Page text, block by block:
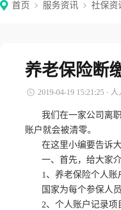
首页 服务资讯 社保资
养老保险断
2019-04-19 15:21:25 ·
我们在一家公司离
账户就会被清零。
在这里小编要告诉
一、首先，给大家
1、养老保险个人账
国家为每个参保人
2、个人账户记录项